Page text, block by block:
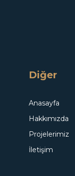
Diğer
Anasayfa
Hakkımızda
Projelerimiz
İletişim